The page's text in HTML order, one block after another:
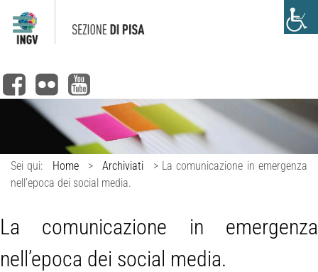
Sei qui: Home > Archiviati > La comunicazione in emergenza
nell’epoca dei social media.
La comunicazione in emergenza
nell’epoca dei social media.